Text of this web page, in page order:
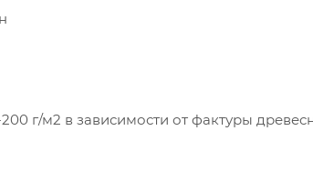
г/м2 в зависимости от фактуры